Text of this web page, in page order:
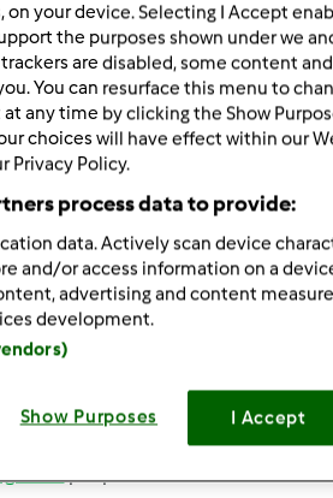
che se la usavo mi finiva
per produrne altra o quella del
in quel momento,allora me ne
come andrà
In cima
per poter commentare
your device. Selecting I Accept
the purposes shown under we
are disabled, some content
You can resurface this menu to
any time by clicking the Show
choices will have effect within our
Privacy Policy.
process data to provide:
data. Actively scan device
and/or access information on a
advertising and content
development.
Show Purposes I Accept